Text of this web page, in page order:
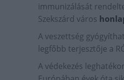
immunizálását
Szekszárd város
A veszettség
legfőbb terjesztője a
A védekezés